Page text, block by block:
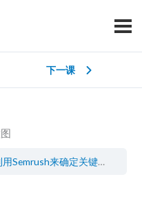
下一课
Semrush来确定关键词搜索意图